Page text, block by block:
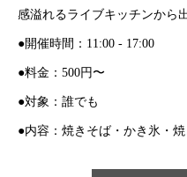
感溢れるライブキッチンから
●開催時間：11:00 - 17:00
●料金：500円〜
●対象：誰でも
●内容：焼きそば・かき氷・